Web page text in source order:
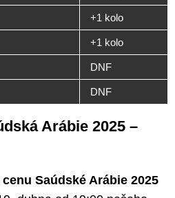
+1 kolo
+1 kolo
DNF
DNF
Arábie 2025 –
Saúdské Arábie 2025